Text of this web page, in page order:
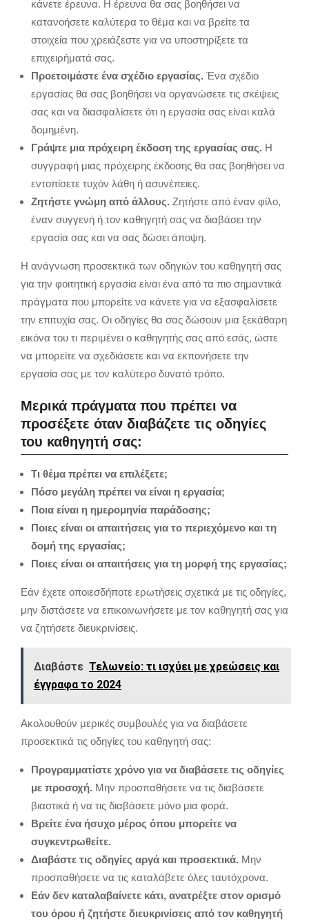
κάνετε έρευνα. Η έρευνα θα σας βοηθήσει να
κατανοήσετε καλύτερα το θέμα και να βρείτε τα
στοιχεία που χρειάζεστε για να υποστηρίξετε τα
επιχειρήματά σας.
Προετοιμάστε ένα σχέδιο εργασίας. Ένα σχέδιο
εργασίας θα σας βοηθήσει να οργανώσετε τις σκέψεις
σας και να διασφαλίσετε ότι η εργασία σας είναι καλά
δομημένη.
Γράψτε μια πρόχειρη έκδοση της εργασίας σας. Η
συγγραφή μιας πρόχειρης έκδοσης θα σας βοηθήσει να
εντοπίσετε τυχόν λάθη ή ασυνέπειες.
Ζητήστε γνώμη από άλλους. Ζητήστε από έναν φίλο,
έναν συγγενή ή τον καθηγητή σας να διαβάσει την
εργασία σας και να σας δώσει άποψη.
Η ανάγνωση προσεκτικά των οδηγιών του καθηγητή σας
για την φοιτητική εργασία είναι ένα από τα πιο σημαντικά
πράγματα που μπορείτε να κάνετε για να εξασφαλίσετε
την επιτυχία σας. Οι οδηγίες θα σας δώσουν μια ξεκάθαρη
εικόνα του τι περιμένει ο καθηγητής σας από εσάς, ώστε
να μπορείτε να σχεδιάσετε και να εκπονήσετε την
εργασία σας με τον καλύτερο δυνατό τρόπο.
Μερικά πράγματα που πρέπει να
προσέξετε όταν διαβάζετε τις οδηγίες
του καθηγητή σας:
Τι θέμα πρέπει να επιλέξετε;
Πόσο μεγάλη πρέπει να είναι η εργασία;
Ποια είναι η ημερομηνία παράδοσης;
Ποιες είναι οι απαιτήσεις για το περιεχόμενο και τη
δομή της εργασίας;
Ποιες είναι οι απαιτήσεις για τη μορφή της εργασίας;
Εάν έχετε οποιεσδήποτε ερωτήσεις σχετικά με τις οδηγίες,
μην διστάσετε να επικοινωνήσετε με τον καθηγητή σας για
να ζητήσετε διευκρινίσεις.
Διαβάστε Τελωνείο: τι ισχύει με χρεώσεις και
έγγραφα το 2024
Ακολουθούν μερικές συμβουλές για να διαβάσετε
προσεκτικά τις οδηγίες του καθηγητή σας:
Προγραμματίστε χρόνο για να διαβάσετε τις οδηγίες
με προσοχή. Μην προσπαθήσετε να τις διαβάσετε
βιαστικά ή να τις διαβάσετε μόνο μια φορά.
Βρείτε ένα ήσυχο μέρος όπου μπορείτε να
συγκεντρωθείτε.
Διαβάστε τις οδηγίες αργά και προσεκτικά. Μην
προσπαθήσετε να τις καταλάβετε όλες ταυτόχρονα.
Εάν δεν καταλαβαίνετε κάτι, ανατρέξτε στον ορισμό
του όρου ή ζητήστε διευκρινίσεις από τον καθηγητή